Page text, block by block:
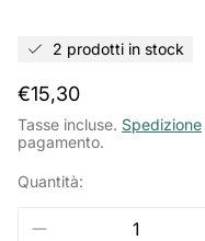
2 prodotti in stock
Prezzo
normale
€15,30
Tasse incluse. Spedizione
pagamento.
Quantità: